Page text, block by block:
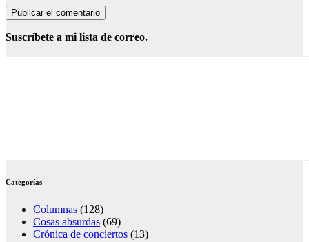
Suscríbete a mi lista de correo.
Categorías
Columnas (128)
Cosas absurdas (69)
Crónica de conciertos (13)